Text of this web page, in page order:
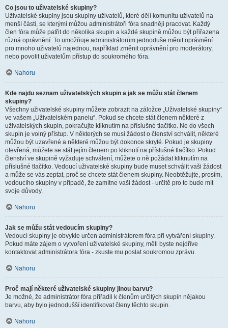
Co jsou to uživatelské skupiny?
Uživatelské skupiny jsou skupiny uživatelů, které dělí komunitu uživatelů na
menší části, se kterými můžou administrátoři fóra snadněji pracovat. Každý
člen fóra může patřit do několika skupin a každé skupině můžou být přiřazena
různá oprávnění. To umožňuje administrátorům jednoduše měnit oprávnění
pro mnoho uživatelů najednou, například změnit oprávnění pro moderátory,
nebo povolit uživatelům přístup do soukromého fóra.
Nahoru
Kde najdu seznam uživatelských skupin a jak se můžu stát členem
skupiny?
Všechny uživatelské skupiny můžete zobrazit na záložce „Uživatelské skupiny“
ve vašem „Uživatelském panelu“. Pokud se chcete stát členem některé z
uživatelských skupin, pokračujte kliknutím na příslušné tlačítko. Ne do všech
skupin je volný přístup. V některých se musí žádost o členství schválit, některé
můžou být uzavřené a některé můžou být dokonce skryté. Pokud je skupiny
otevřená, můžete se stát jejím členem po kliknutí na příslušné tlačítko. Pokud
členství ve skupině vyžaduje schválení, můžete o ně požádat kliknutím na
příslušné tlačítko. Vedoucí uživatelské skupiny bude muset schválit vaši žádost
a může se vás zeptat, proč se chcete stát členem skupiny. Neobtěžujte, prosím,
vedoucího skupiny v případě, že zamítne vaši žádost - určitě pro to bude mít
svoje důvody.
Nahoru
Jak se můžu stát vedoucím skupiny?
Vedoucí skupiny je obvykle určen administrátorem fóra při vytváření skupiny.
Pokud máte zájem o vytvoření uživatelské skupiny, měli byste nejdříve
kontaktovat administrátora fóra - zkuste mu poslat soukromou zprávu.
Nahoru
Proč mají některé uživatelské skupiny jinou barvu?
Je možné, že administrátor fóra přiřadil k členům určitých skupin nějakou
barvu, aby bylo jednodušší identifikovat členy těchto skupin.
Nahoru